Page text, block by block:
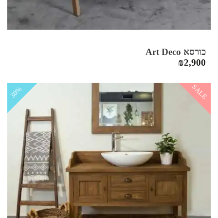
כורסא Art Deco
₪2,900
30% SALE